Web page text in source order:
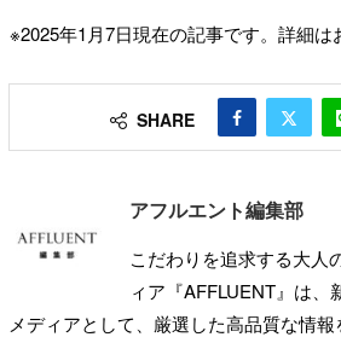
※2025年1月7日現在の記事です。詳細は
SHARE
アフルエント編集部
こだわりを追求する大人
ィア『AFFLUENT』は、
メディアとして、厳選した高品質な情